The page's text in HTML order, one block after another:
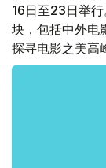
16日至23日举
块，包括中外电
探寻电影之美高